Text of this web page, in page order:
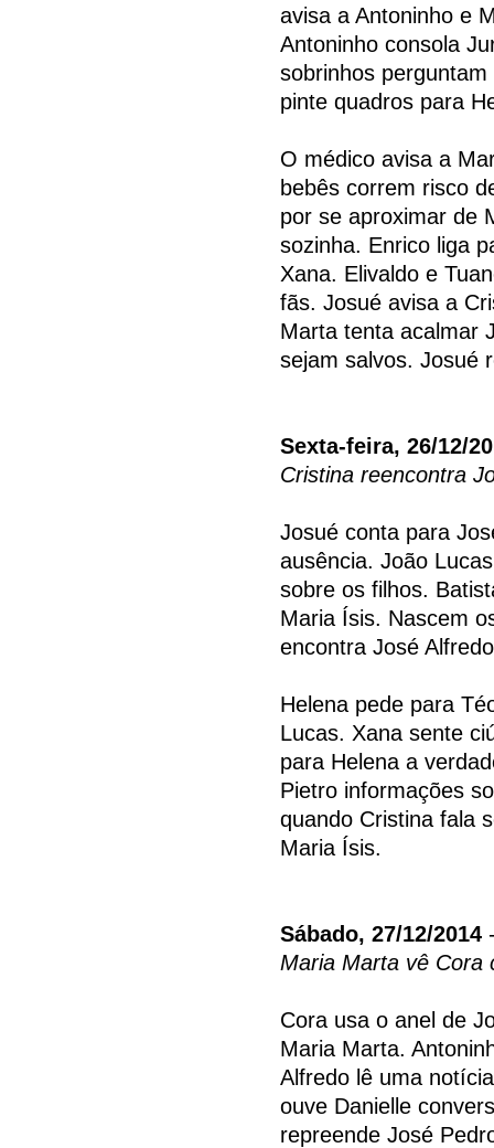
avisa a Antoninho e
Antoninho consola
sobrinhos
pinte quadros para
O médico avisa a
bebês correm risco
por se aproximar de
sozinha. Enrico liga
Xana. Elivaldo e
fãs. Josué avisa a
Marta tenta acalmar
sejam salvos. Josué
Sexta-feira, 26/12/
Cristina reencontra
Josué conta para
ausência. João
sobre os filhos.
Maria Ísis. Nascem
encontra José
Helena pede para
Lucas. Xana sente
para Helena a
Pietro informações
quando Cristina fala
Maria Ísis.
Sábado, 27/12/2014
Maria Marta vê Cora
Cora usa o anel de
Maria Marta.
Alfredo lê uma
ouve Danielle
repreende José